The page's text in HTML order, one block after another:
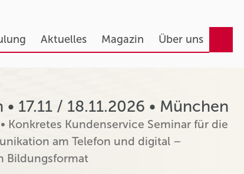
Aktuelles Magazin Über uns
17.11 / 18.11.2026 • München
Kundenservice Seminar für die
am Telefon und digital –
Bildungsformat